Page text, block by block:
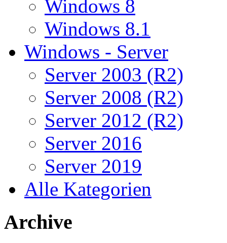
Windows 8
Windows 8.1
Windows - Server
Server 2003 (R2)
Server 2008 (R2)
Server 2012 (R2)
Server 2016
Server 2019
Alle Kategorien
Archive